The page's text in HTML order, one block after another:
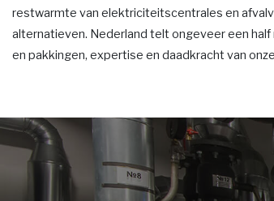
restwarmte van elektriciteitscentrales en
alternatieven. Nederland telt ongeveer een
en pakkingen, expertise en daadkracht van